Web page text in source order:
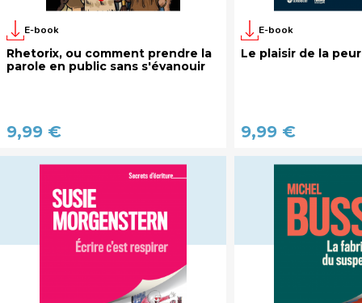
E-book
Rhetorix, ou comment prendre la
parole en public sans s'évanouir
9,99 €
E-book
Le plaisir de la
9,99 €